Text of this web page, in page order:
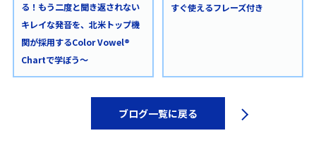
る！もう二度と聞き返されない
キレイな発音を、北米トップ機
関が採用するColor Vowel®
Chartで学ぼう～
すぐ使えるフレーズ付き
ブログ一覧に戻る